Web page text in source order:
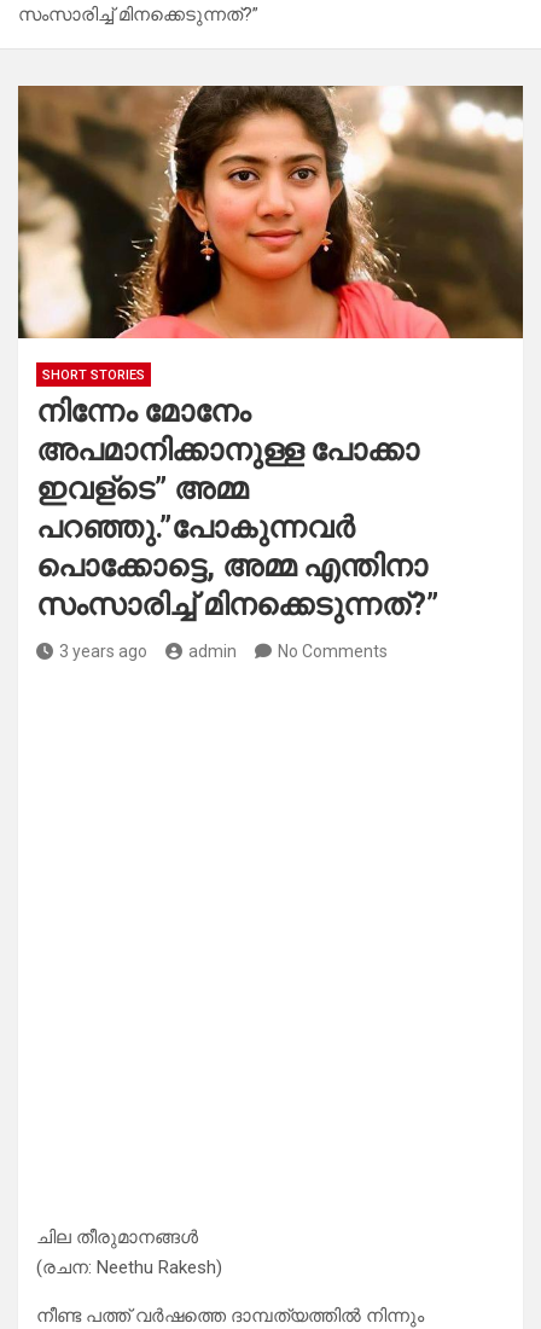
സംസാരിച്ച് മിനക്കെടുന്നത്?”
SHORT STORIES
നിന്നേം മോനേം
അപമാനിക്കാനുള്ള പോക്കാ
ഇവള്ടെ” അമ്മ
പറഞ്ഞു.”പോകുന്നവർ
പൊക്കോട്ടെ, അമ്മ എന്തിനാ
സംസാരിച്ച് മിനക്കെടുന്നത്?”
3 years ago admin No Comments
ചില തീരുമാനങ്ങൾ
(രചന: Neethu Rakesh)
നീണ്ട പത്ത് വർഷത്തെ ദാമ്പത്യത്തിൽ നിന്നും